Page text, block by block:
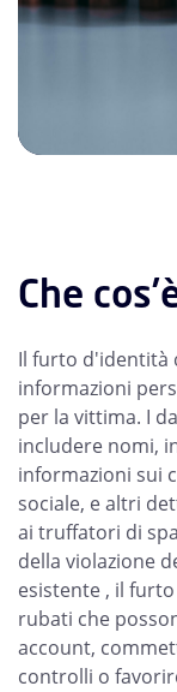
Che
Il furto d'identità
informazioni
per la vittima. I
includere nomi,
informazioni sui
sociale, e altri
ai truffatori di
della violazione
esistente , il
rubati che
account,
controlli o